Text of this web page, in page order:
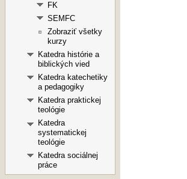
FK
SEMFC
Zobraziť všetky
kurzy
Katedra histórie a
biblických vied
Katedra katechetiky
a pedagogiky
Katedra praktickej
teológie
Katedra
systematickej
teológie
Katedra sociálnej
práce